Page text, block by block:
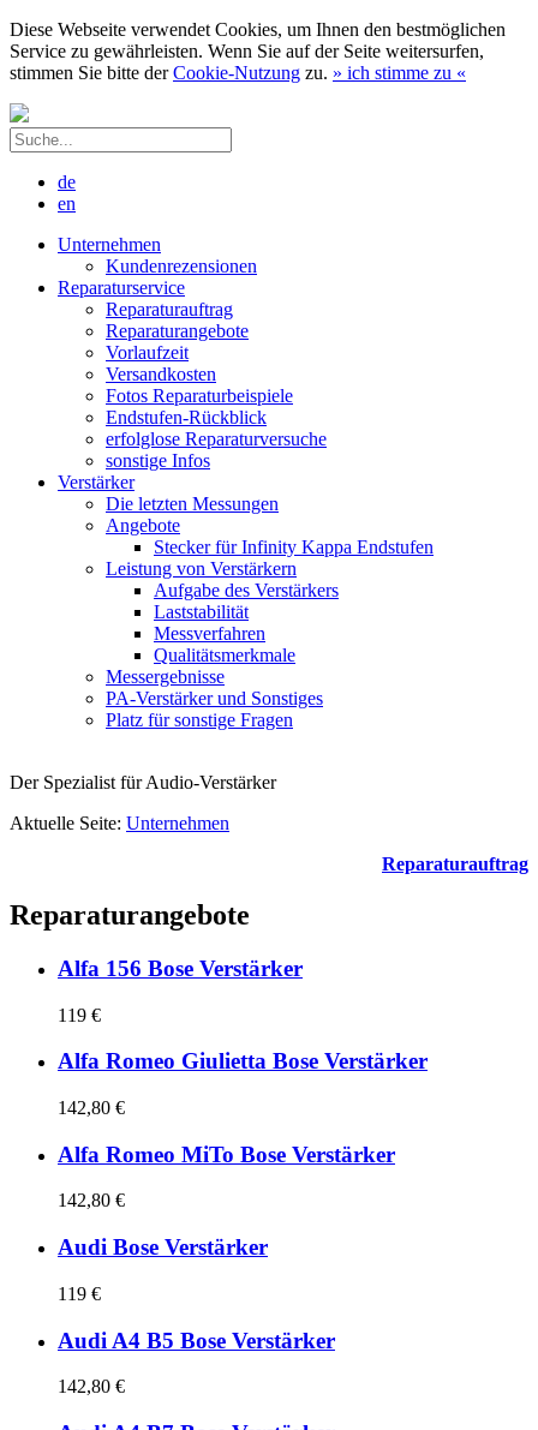
Diese Webseite verwendet Cookies, um Ihnen den bestmöglichen
Service zu gewährleisten. Wenn Sie auf der Seite weitersurfen,
stimmen Sie bitte derCookie-Nutzung zu. » ich stimme zu «
de
en
Unternehmen
Kundenrezensionen
Reparaturservice
Reparaturauftrag
Reparaturangebote
Vorlaufzeit
Versandkosten
Fotos Reparaturbeispiele
Endstufen-Rückblick
erfolglose Reparaturversuche
sonstige Infos
Verstärker
Die letzten Messungen
Angebote
Stecker für Infinity Kappa Endstufen
Leistung von Verstärkern
Aufgabe des Verstärkers
Laststabilität
Messverfahren
Qualitätsmerkmale
Messergebnisse
PA-Verstärker und Sonstiges
Platz für sonstige Fragen
Der Spezialist für Audio-Verstärker
Aktuelle Seite: Unternehmen
Reparaturauftrag
Reparaturangebote
Alfa 156 Bose Verstärker
119 €
Alfa Romeo Giulietta Bose Verstärker
142,80 €
Alfa Romeo MiTo Bose Verstärker
142,80 €
Audi Bose Verstärker
119 €
Audi A4 B5 Bose Verstärker
142,80 €